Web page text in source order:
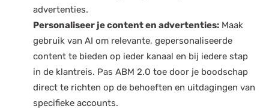
advertenties.
Personaliseer je content en advertenties: Maak
gebruik van AI om relevante, gepersonaliseerde
content te bieden op ieder kanaal en bij iedere stap
in de klantreis. Pas ABM 2.0 toe door je boodschap
direct te richten op de behoeften en uitdagingen van
specifieke accounts.